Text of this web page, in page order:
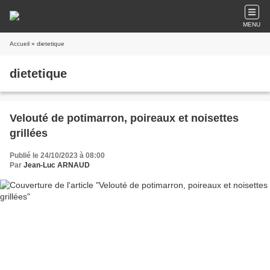
MENU
Accueil » dietetique
dietetique
Velouté de potimarron, poireaux et noisettes
grillées
Publié le 24/10/2023 à 08:00
Par Jean-Luc ARNAUD